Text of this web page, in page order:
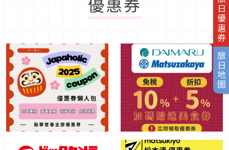
旅日優惠券
旅日地圖